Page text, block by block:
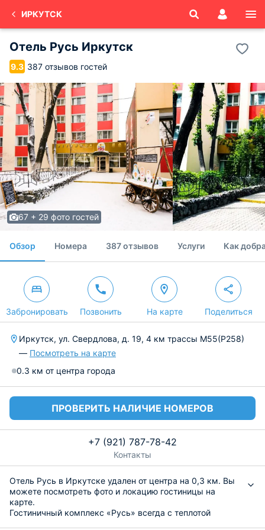
ИРКУТСК
Отель Русь Иркутск
9.3 387 отзывов гостей
67 + 29 фото гостей
Обзор Номера 387 отзывов Услуги Как
Забронировать Позвонить На карте Поделиться
Иркутск, ул. Cвердлова, д. 19, 4 км трассы М55(Р258)
— Посмотреть на карте
0.3 км от центра города
ПРОВЕРИТЬ НАЛИЧИЕ НОМЕРОВ
+7 (921) 787-78-42
Контакты
Отель Русь в Иркутске удален от центра на 0,3 км. Вы
можете посмотреть фото и локацию гостиницы на
карте.
Гостиничный комплекс «Русь» всегда с теплотой